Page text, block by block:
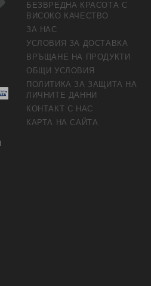
БЕЗВРЕДНА КРАСОТА С
ВИСОКО КАЧЕСТВО
ЗА НАС
УСЛОВИЯ ЗА ДОСТАВКА
ВРЪЩАНЕ НА ПРОДУКТИ
ОБЩИ УСЛОВИЯ
ПОЛИТИКА ЗА ЗАЩИТА НА
ЛИЧНИТЕ ДАННИ
КОНТАКТ С НАС
КАРТА НА САЙТА